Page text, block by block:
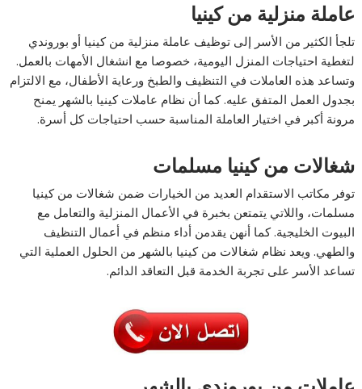
عاملة منزلية من كينيا
تلجأ الكثير من الأسر إلى توظيف عاملة منزلية من كينيا أو بوروندي
لتغطية احتياجات المنزل اليومية، خصوصا مع انشغال الأمهات بالعمل.
وتساعد هذه العاملات في التنظيف والطبخ ورعاية الأطفال، مع الالتزام
بجدول العمل المتفق عليه. كما أن نظام عاملات كينيا بالشهر يمنح
مرونة أكبر في اختيار العاملة المناسبة حسب احتياجات كل أسرة.
شغالات من كينيا مسلمات
توفر مكاتب الاستقدام العديد من الخيارات ضمن شغالات من كينيا
مسلمات، واللاتي يتمتعن بخبرة في الأعمال المنزلية والتعامل مع
البيوت الخليجية. كما أنهن يقدمن أداء منظم في أعمال التنظيف
والطهي. ويعد نظام شغالات من كينيا بالشهر من الحلول العملية التي
تساعد الأسر على تجربة الخدمة قبل التعاقد الدائم.